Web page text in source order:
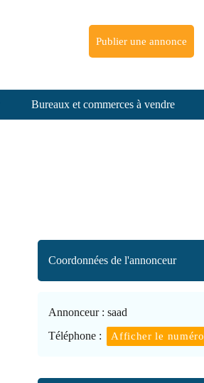
Publier une annonce
Bureaux et commerces à vendre
Coordonnées de l'annonceur
Annonceur : saad
Téléphone :
Afficher le numéro